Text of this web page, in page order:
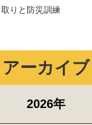
りと防災訓練
アーカイブ
2026年